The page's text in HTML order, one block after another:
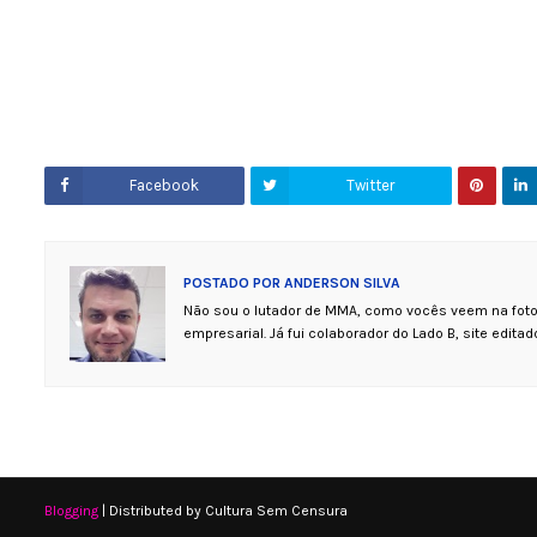
Facebook Twitter
POSTADO POR ANDERSON SILVA
Não sou o lutador de MMA, como vocês veem na
empresarial. Já fui colaborador do Lado B, site
Blogging | Distributed by Cultura Sem Censura